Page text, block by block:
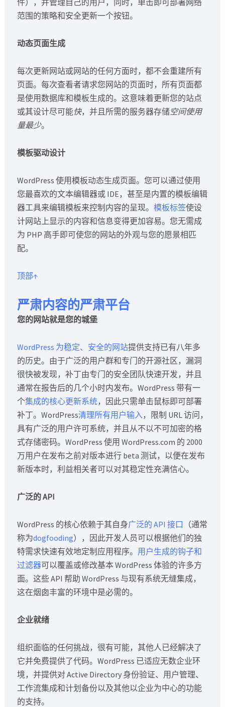
范围的策略和安全更新一个按钮。
动态页面生成
每次更新网站或网站的任何方面时，都不会重建所有
页面。每次查看者请求您网站的页面时，所有页面都
是使用数据库和模板生成的。这意味着更新您的站点
或其设计尽可能快，并且所需的服务器存储空间使用
量最少。
模板驱动设计
WordPress 使用模板动态生成页面。您可以通过使用
您最喜欢的文本编辑器或 IDE，甚至是内置的模板编辑
器工具来编辑模板来控制内容的呈现。 模板标签使设
计网站上显示的内容和信息变得更加容易。您无需成
为 PHP 高手即可使您的网站的外观与您的愿景相匹
配。
顶部↑
严肃内容的严肃平台
您的网站就是您的城堡
WordPress 为稳定、安全的网站提供支持已有八年多
的历史。由于广泛的用户群和专门的开源社区，漏洞
很快被发现，补丁由专门的安全团队快速开发，并且
通常在报告后的几个小时内发布。WordPress 带有一
个集成的核心更新系统，因此只需单击鼠标即可部署
补丁。WordPress清理所有用户输入 ，限制 URL 访问，
具有广泛的用户许可系统，并且从不以不可加密的格
式存储密码。WordPress 使用 WordPress.com 的 2000
万用户在发布之前对版本进行 beta 测试，以便在发布
新版本时，利益相关者可以对其稳定性充满信心。
广泛的 API
WordPress 的核心依赖于其自身广泛的 API 接口 （通常
称为dogfooding），因此开发人员可以根据他们的独
特需求快速有效地定制应用程序。 用户生成的钩子和
过滤器可以覆盖或修改基本 WordPress 体验的许多方
面。这些 API 帮助 WordPress 与现有系统无缝集成，
这在烟囱丰富的环境中是必需的。
企业就绪
组织面临的任何挑战，很有可能，其他人已经解决了
它并免费提供了代码。WordPress 已适应无数企业环
境，并提供对 Active Directory 身份验证、用户管理、
工作流集成和计划备份以及其他以企业为中心的功能
的支持。